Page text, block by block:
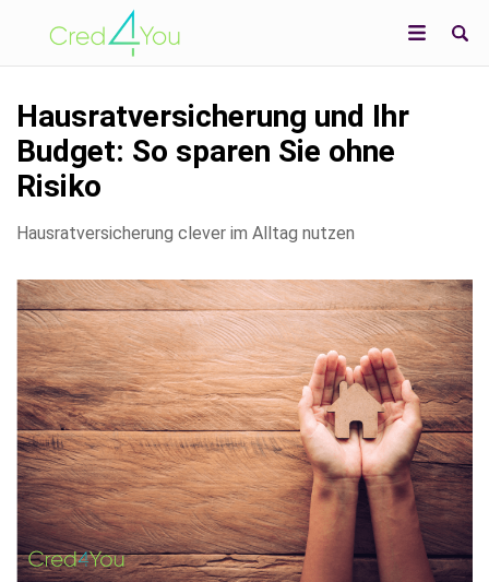
Hausratversicherung und Ihr
Budget: So sparen Sie ohne
Risiko
Hausratversicherung clever im Alltag nutzen